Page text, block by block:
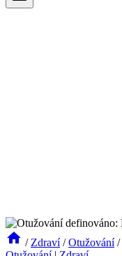
/ Zdraví / Otužování /